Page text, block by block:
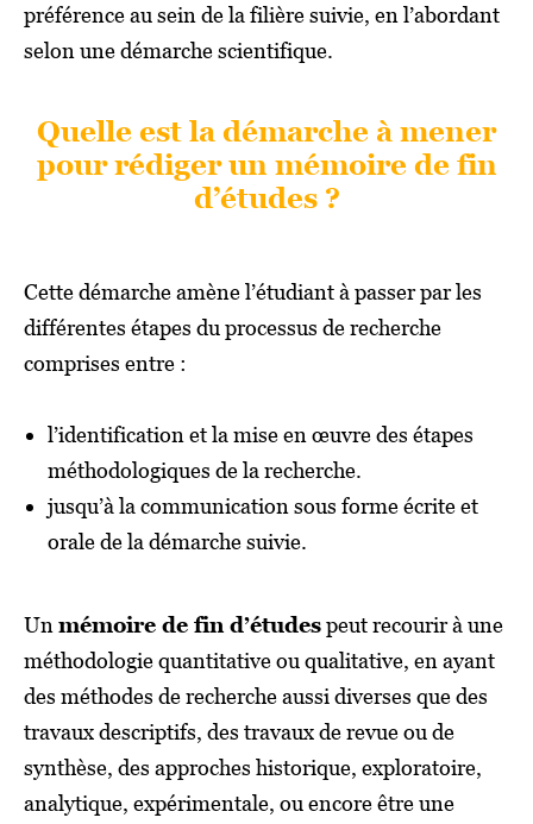
préférence au sein de la filière suivie, en l’abordant
selon une démarche scientifique.
Quelle est la démarche à mener
pour rédiger un mémoire de fin
d’études ?
Cette démarche amène l’étudiant à passer par les
différentes étapes du processus de recherche
comprises entre :
l’identification et la mise en œuvre des étapes
méthodologiques de la recherche.
jusqu’à la communication sous forme écrite et
orale de la démarche suivie.
Un mémoire de fin d’étudespeut recourir à une
méthodologie quantitative ou qualitative, en ayant
des méthodes de recherche aussi diverses que des
travaux descriptifs, des travaux de revue ou de
synthèse, des approches historique, exploratoire,
analytique, expérimentale, ou encore être une